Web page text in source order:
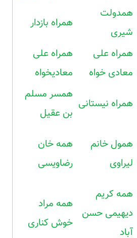
همدولت
شیری
همراه بازدار
همراه علی
معادی خواه
همراه علی
معادیخواه
همراه نیستانی
همسر مسلم
بن عقیل
همول خانم
لیراوی
همه خان
رضاویسی
همه کریم
دیهیمی حسن
آباد
همه مراد
خوش کناری